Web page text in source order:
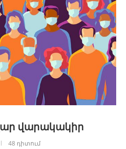
վարակակիր
48 դիտում